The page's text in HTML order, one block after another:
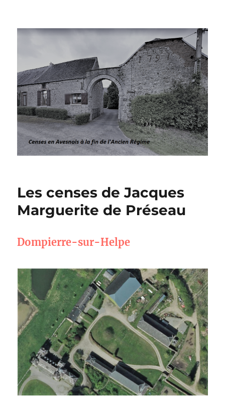
Censes en Avesnois à la fin de
Les censes de Jacques
Marguerite de Préseau
Dompierre-sur-Helpe